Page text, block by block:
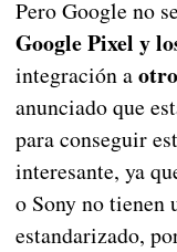
Pero Google no
Google Pixel y
integración a
anunciado que
para conseguir
interesante, ya
o Sony no tienen
estandarizado,